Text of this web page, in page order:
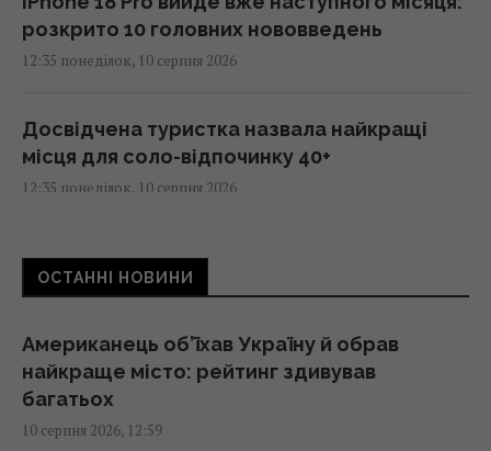
розкрито 10 головних нововведень
12:35 понеділок, 10 серпня 2026
Досвідчена туристка назвала найкращі
місця для соло-відпочинку 40+
12:35 понеділок, 10 серпня 2026
Пророцтво "Живого Нострадамуса" на
другу половину 2026 року холодить душу:
12:31 понеділок, 10 серпня 2026
У Британії пропонують розширити ядерну
"парасольку" на Україну та партнерів поза
ОСТАННІ НОВИНИ
Американець об’їхав Україну й обрав
найкраще місто: рейтинг здивував
багатьох
10 серпня 2026, 12:59